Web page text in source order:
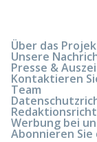
Über das
Unsere
Presse &
Kontaktieren
Team
Werbung bei
Abonnieren